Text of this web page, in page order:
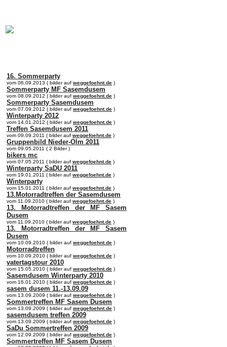
16. Sommerparty
vom 06.09.2013 ( bilder auf weggefoehnt.de )
Sommerparty MF Sasemdusem
vom 08.09.2012 ( bilder auf weggefoehnt.de )
Sommerparty Sasemdusem
vom 07.09.2012 ( bilder auf weggefoehnt.de )
Winterparty 2012
vom 14.01.2012 ( bilder auf weggefoehnt.de )
Treffen Sasemdusem 2011
vom 09.09.2011 ( bilder auf weggefoehnt.de )
Gruppenbild Nieder-Olm 2011
vom 09.05.2011 ( 2 Bilder )
bikers mc
vom 07.05.2011 ( bilder auf weggefoehnt.de )
Winterparty SaDU 2011
vom 19.01.2011 ( bilder auf weggefoehnt.de )
Winterparty
vom 15.01.2011 ( bilder auf weggefoehnt.de )
13.Motorradtreffen der Sasemdusem
vom 11.09.2010 ( bilder auf weggefoehnt.de )
13. Motorradtreffen der MF Sasem
Dusem
vom 11.09.2010 ( bilder auf weggefoehnt.de )
13. Motorradtreffen der MF Sasem
Dusem
vom 10.09.2010 ( bilder auf weggefoehnt.de )
Motorradtreffen
vom 10.09.2010 ( bilder auf weggefoehnt.de )
vatertagstour 2010
vom 15.05.2010 ( bilder auf weggefoehnt.de )
Sasemdusem Winterparty 2010
vom 16.01.2010 ( bilder auf weggefoehnt.de )
sasem dusem 11.-13.09.09
vom 13.09.2009 ( bilder auf weggefoehnt.de )
Sommertreffen MF Sasem Dusem
vom 13.09.2009 ( bilder auf weggefoehnt.de )
sasemdusem treffen 2009
vom 13.09.2009 ( bilder auf weggefoehnt.de )
SaDu Sommertreffen 2009
vom 12.09.2009 ( bilder auf weggefoehnt.de )
Sommertreffen MF Sasem Dusem